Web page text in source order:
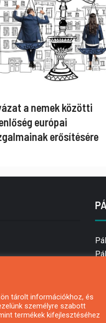
a nemek közötti
európai
erősítésére
tárolt információkhoz, és
személyre szabott
termékek kifejlesztéséhez